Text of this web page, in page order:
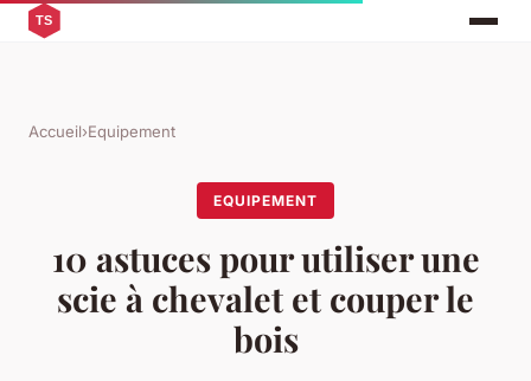
Accueil›Equipement
EQUIPEMENT
10 astuces pour utiliser une
scie à chevalet et couper le
bois